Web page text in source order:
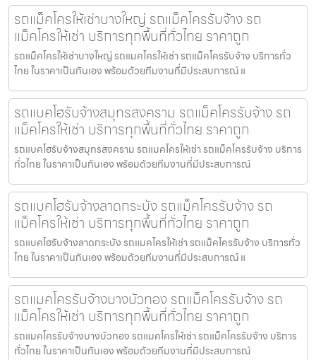
รถแม็คโครให้เช่าบางใหญ่ รถแม็คโครรับจ้าง รถ
แม็คโครให้เช่า บริการทุกพื้นที่ทั่วไทย ราคาถูก
รถแม็คโครให้เช่าบางใหญ่ รถแมคโครให้เช่า รถแม็คโครรับจ้าง บริการทั่ว
ไทย ในราคาเป็นกันเอง พร้อมด้วยทีมงานที่มีประสบการณ์ แ
รถแบคโฮรับจ้างสมุทรสงคราม รถแม็คโครรับจ้าง รถ
แม็คโครให้เช่า บริการทุกพื้นที่ทั่วไทย ราคาถูก
รถแบคโฮรับจ้างสมุทรสงคราม รถแมคโครให้เช่า รถแม็คโครรับจ้าง บริการ
ทั่วไทย ในราคาเป็นกันเอง พร้อมด้วยทีมงานที่มีประสบการณ์
รถแบคโฮรับจ้างลาดกระบัง รถแม็คโครรับจ้าง รถ
แม็คโครให้เช่า บริการทุกพื้นที่ทั่วไทย ราคาถูก
รถแบคโฮรับจ้างลาดกระบัง รถแมคโครให้เช่า รถแม็คโครรับจ้าง บริการทั่ว
ไทย ในราคาเป็นกันเอง พร้อมด้วยทีมงานที่มีประสบการณ์ แ
รถแมคโครรับจ้างบางบัวทอง รถแม็คโครรับจ้าง รถ
แม็คโครให้เช่า บริการทุกพื้นที่ทั่วไทย ราคาถูก
รถแมคโครรับจ้างบางบัวทอง รถแมคโครให้เช่า รถแม็คโครรับจ้าง บริการ
ทั่วไทย ในราคาเป็นกันเอง พร้อมด้วยทีมงานที่มีประสบการณ์